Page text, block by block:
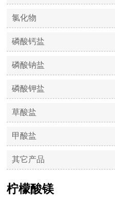
氯化物
磷酸钙盐
磷酸钠盐
磷酸钾盐
草酸盐
甲酸盐
其它产品
柠檬酸镁